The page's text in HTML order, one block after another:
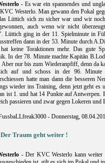
- Es war ein spannendes und
Westerlo. Man gewann den Pokal
Lüttich sich zu sicher war und wir
auch wenn wir nicht
Lüttich ging in der 11. Spielminute in
dann in der 53. Minute durch
keine Toraktionen mehr. Das gute
In der 78. Minute machte Kapitän
Aber nur bis zum Wiederanpfiff, denn da
auf und schoss in der 96.
hatte man dann die besseren
wieder ins Training, denn jetzt geht es
ist 1. und hat 14 Punkte auf
passieren und zwar gegen Lokeren
- Donnerstag,
Der Traum geht weiter !
- Der KVC Westerlo kann weiter